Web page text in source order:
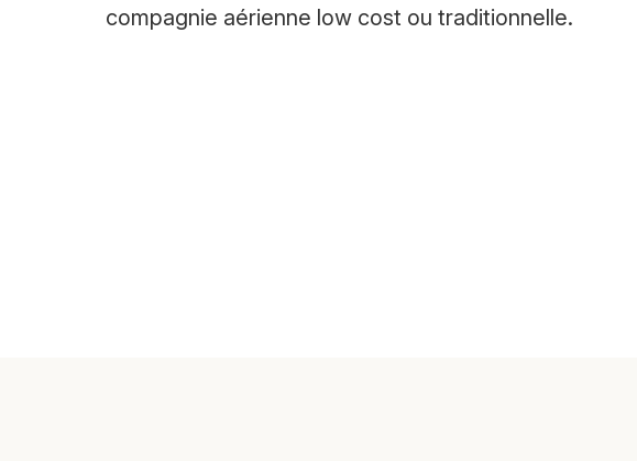
compagnie aérienne low cost ou traditionnelle.